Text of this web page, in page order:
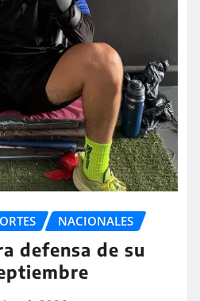
NACIONALES
defensa de su